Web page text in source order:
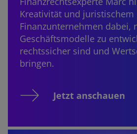
Kreativität und juristischem
Finanzunternehmen dabei,
Geschäftsmodelle zu
rechtssicher sind und
bringen.
Jetzt anschauen